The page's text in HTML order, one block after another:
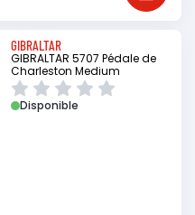
GIBRALTAR
GIBRALTAR 5707 Pédale de
Charleston Medium
Disponible